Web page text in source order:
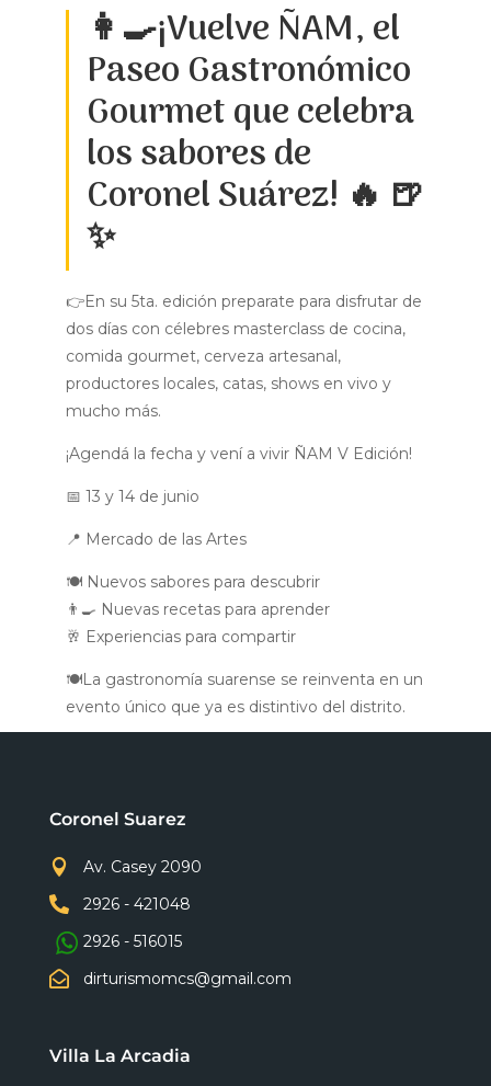
👩‍🍳¡Vuelve ÑAM, el
Paseo Gastronómico
Gourmet que celebra
los sabores de
Coronel Suárez! 🔥 🍺
✨
👉En su 5ta. edición preparate para disfrutar de
dos días con célebres masterclass de cocina,
comida gourmet, cerveza artesanal,
productores locales, catas, shows en vivo y
mucho más.
¡Agendá la fecha y vení a vivir ÑAM V Edición!
📅 13 y 14 de junio
📍 Mercado de las Artes
🍽️ Nuevos sabores para descubrir
👨‍🍳 Nuevas recetas para aprender
🥂 Experiencias para compartir
🍽La gastronomía suarense se reinventa en un
evento único que ya es distintivo del distrito.
Coronel Suarez

Av. Casey 2090

2926 - 421048
2926 - 516015

dirturismomcs@gmail.com
Villa La Arcadia